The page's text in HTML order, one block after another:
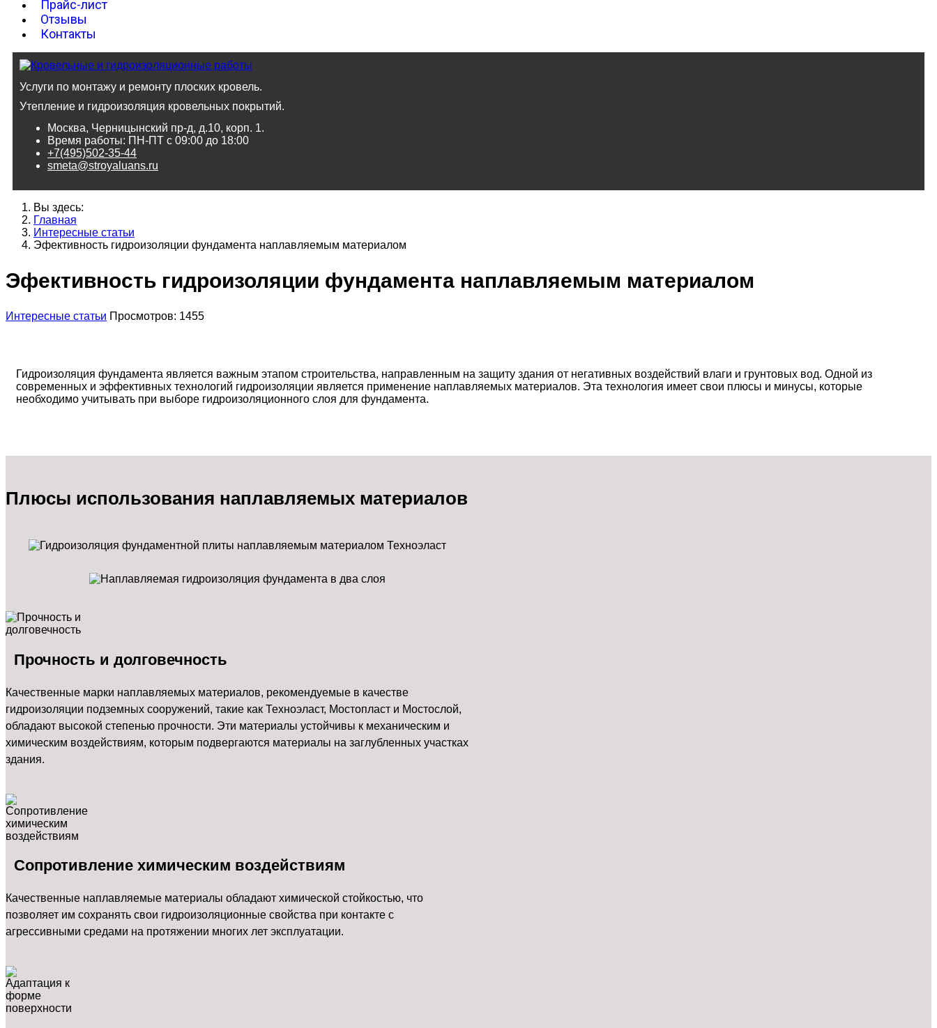
Прайс-лист
Отзывы
Контакты
Услуги по монтажу и ремонту плоских кровель.
Утепление и гидроизоляция кровельных покрытий.
Москва, Черницынский пр-д, д.10, корп. 1.
Время работы: ПН-ПТ с 09:00 до 18:00
+7(495)502-35-44
smeta@stroyaluans.ru
Вы здесь:
Главная
Интересные статьи
Эфективность гидроизоляции фундамента наплавляемым материалом
Эфективность гидроизоляции фундамента наплавляемым материалом
Интересные статьи Просмотров: 1455
Гидроизоляция фундамента является важным этапом строительства, направленным на защиту здания от негативных воздействий влаги и грунтовых вод. Одной из
современных и эффективных технологий гидроизоляции является применение наплавляемых материалов. Эта технология имеет свои плюсы и минусы, которые
необходимо учитывать при выборе гидроизоляционного слоя для фундамента.
Плюсы использования наплавляемых материалов
Прочность и долговечность
Качественные марки наплавляемых материалов, рекомендуемые в качестве
гидроизоляции подземных сооружений, такие как Техноэласт, Мостопласт и Мостослой,
обладают высокой степенью прочности. Эти материалы устойчивы к механическим и
химическим воздействиям, которым подвергаются материалы на заглубленных участках
здания.
Сопротивление химическим воздействиям
Качественные наплавляемые материалы обладают химической стойкостью, что
позволяет им сохранять свои гидроизоляционные свойства при контакте с
агрессивными средами на протяжении многих лет эксплуатации.